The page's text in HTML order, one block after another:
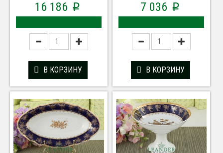
16 186 p
В КОРЗИНУ
7 036 p
В КОРЗИНУ